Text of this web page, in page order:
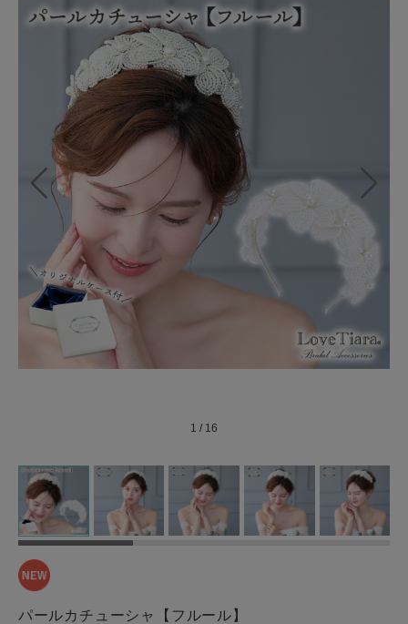
1 / 16
パールカチューシャ【フルール】